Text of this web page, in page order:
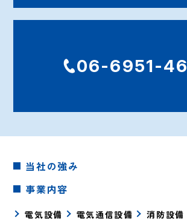
06-6951-
当社の強み
事業内容
電気設備 電気通信設備 消防設備